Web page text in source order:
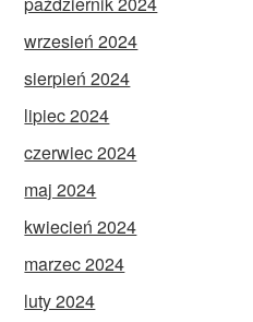
wrzesień 2024
sierpień 2024
lipiec 2024
czerwiec 2024
maj 2024
kwiecień 2024
marzec 2024
luty 2024